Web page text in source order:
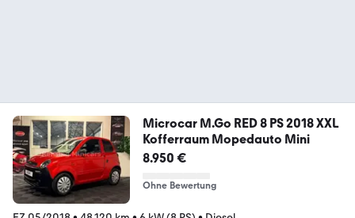
Microcar M.Go RED 8 PS 2018 XXL
Kofferraum Mopedauto Mini
8.950 €
Ohne Bewertung